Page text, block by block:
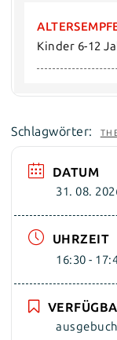
Kinder 6-12
Schlagwörter:
DATUM
31. 08.
UHRZEIT
16:30 -